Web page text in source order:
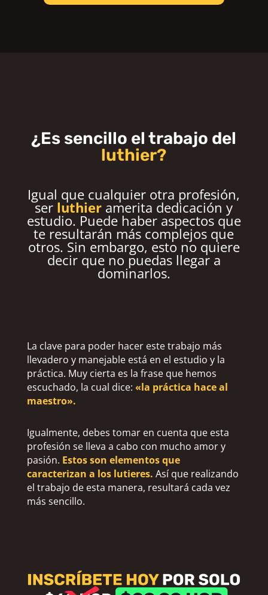
¿Es sencillo el trabajo del
luthier?
Igual que cualquier otra profesión,
ser luthier amerita dedicación y
estudio. Puede haber aspectos que
te resultarán más complejos que
otros. Sin embargo, esto no quiere
decir que no puedas llegar a
dominarlos.
La clave para poder hacer este trabajo más
llevadero y manejable está en el estudio y la
práctica. Muy cierta es la frase que hemos
escuchado, la cual dice: «la práctica hace al
maestro».
Igualmente, debes tomar en cuenta que esta
profesión se lleva a cabo con mucho amor y
pasión. Estos son elementos que
caracterizan a los lutieres. Así que realizando
el trabajo de esta manera, resultará cada vez
más sencillo.